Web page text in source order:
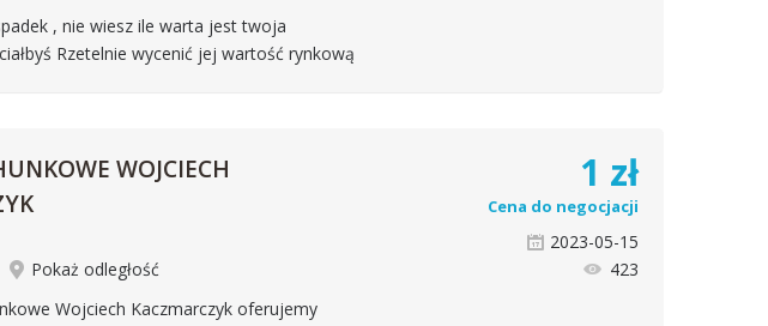
, nie wiesz ile warta jest twoja
Rzetelnie wycenić jej wartość rynkową
WOJCIECH
Pokaż odległość
Wojciech Kaczmarczyk oferujemy
1 zł
Cena do negocjacji
2023-05-15
423